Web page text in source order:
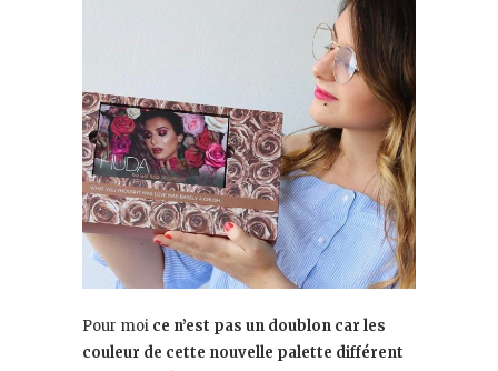
Pour moi ce n’est pas un doublon car les
couleur de cette nouvelle palette différent